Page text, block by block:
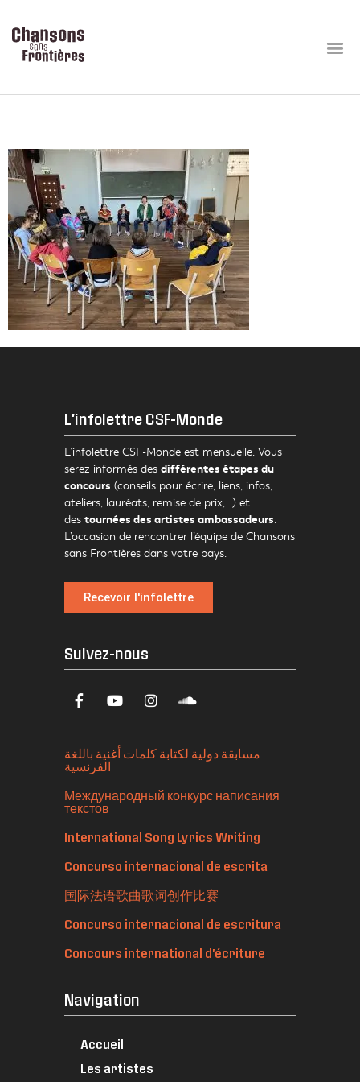
L'infolettre CSF-Monde
L’infolettre CSF-Monde est mensuelle. Vous
serez informés des différentes étapes du
concours (conseils pour écrire, liens, infos,
ateliers, lauréats, remise de prix,…) et
des tournées des artistes ambassadeurs.
L’occasion de rencontrer l’équipe de Chansons
sans Frontières dans votre pays.
Recevoir l'infolettre
Suivez-nous
مسابقة دولية لكتابة كلمات أغنية باللغة
الفرنسية
Международный конкурс написания
текстов
International Song Lyrics Writing
Concurso internacional de escrita
国际法语歌曲歌词创作比赛
Concurso internacional de escritura
Concours international d'écriture
Navigation
Accueil
Les artistes